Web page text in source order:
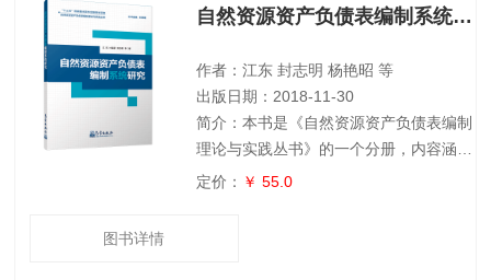
可能原因，并对现代气候学的研究方法的
大气科学类本科生教材，还可以供地理、
水文、
自然资源资产负债表编制系统研究
作者：江东 封志明 杨艳昭 等
出版日期：2018-11-30
简介：本书是《自然资源资产负债表编制
理论与实践丛书》的一个分册，内容涵盖
了自然资源资产负债表编制系统研发与应
定价： ￥ 55.0
图书详情